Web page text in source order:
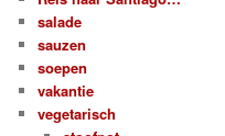
salade
sauzen
soepen
vakantie
vegetarisch